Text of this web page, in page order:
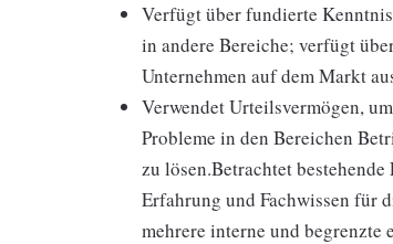
Verfügt über fundierte
in andere Bereiche; verfügt
Unternehmen auf dem Markt
Verwendet Urteilsvermögen,
Probleme in den Bereichen
zu lösen.Betrachtet
Erfahrung und Fachwissen für
mehrere interne und begrenzte